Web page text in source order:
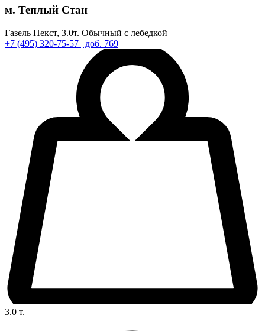
м. Теплый Стан
Газель Некст, 3.0т. Обычный с лебедкой
+7 (495) 320-75-57 | доб. 769
3.0 т.